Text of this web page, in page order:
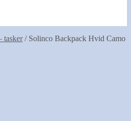
tasker/ Solinco Backpack Hvid Camo